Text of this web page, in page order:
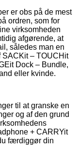
er obs på de mest
ordren, som for
virksomheden
afgørende, at
således man en
SACKit – TOUCHit
Dock – Bundle,
eller kvinde.
til at granske en
og af den grund
+ CARRYit
færdiggør din